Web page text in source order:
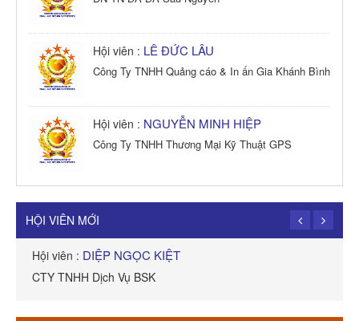
Hội viên : LÊ ĐỨC LÂU
Công Ty TNHH Quảng cáo & In ấn Gia Khánh Bình
Hội viên : NGUYỄN MINH HIỆP
Công Ty TNHH Thương Mại Kỹ Thuật GPS
Công Ty TNHH Dịch vụ Cuộc Sống Hạnh Phúc
HỘI VIÊN MỚI
Hội viên : DIỆP NGỌC KIỆT
CTY TNHH Dịch Vụ BSK